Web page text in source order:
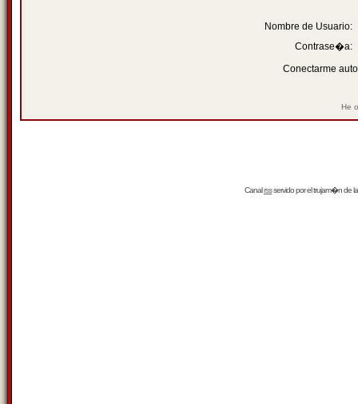
Nombre de Usuario:
Contrase�a:
Conectarme
He
Canalrssservido por eltrujam�nde